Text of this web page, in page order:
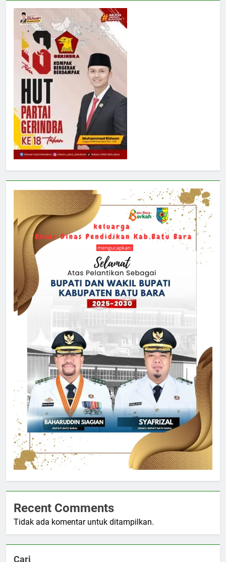
Recent Comments
Tidak ada komentar untuk ditampilkan.
Cari